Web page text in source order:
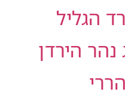
הגליל
נהר הירדן